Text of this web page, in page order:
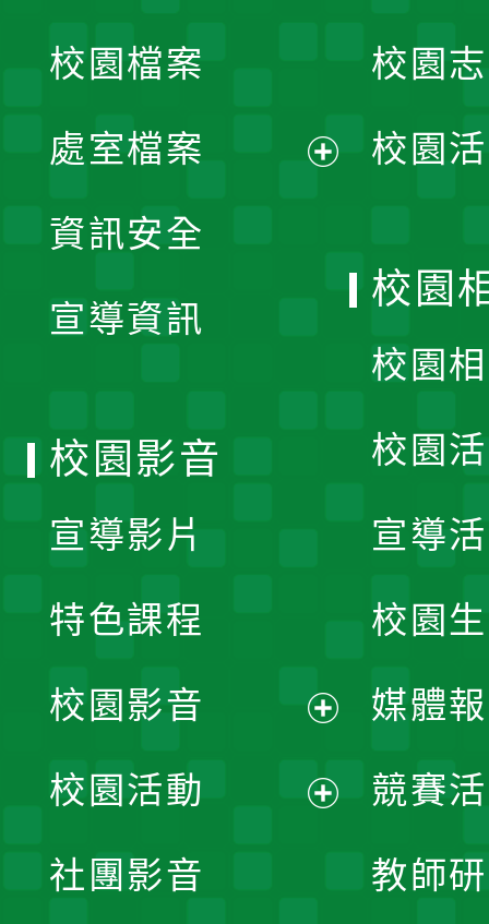
單
校園檔案
處室檔案
資訊安全
宣導資訊
校園
校園
校園
校園
校園
宣導
校園
媒體
競賽
教師
校園影音
宣導影片
特色課程
校園影音
開
校園活動
社團影音